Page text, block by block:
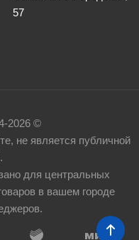
57
2026 ©
не является публичной
для центральных
в вашем городе